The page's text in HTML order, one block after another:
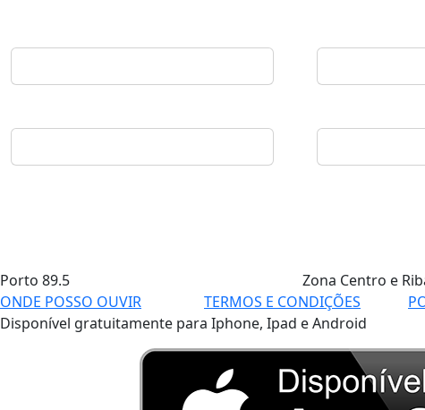
Porto 89.5 Zona Centro e
ONDE POSSO OUVIR
TERMOS E CONDIÇÕES
Disponível gratuitamente para Iphone, Ipad e Android